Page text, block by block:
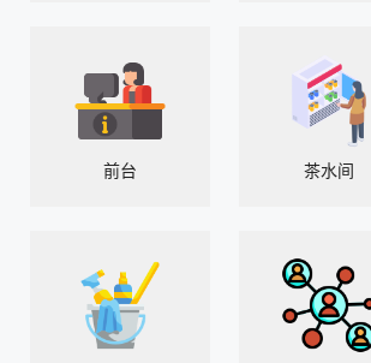
前台 茶水间